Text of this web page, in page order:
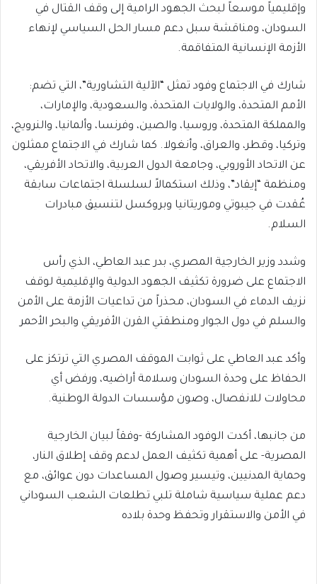
وإقليمياً موسعاً لبحث الجهود الرامية إلى وقف القتال في
السودان، ومناقشة سبل دعم مسار الحل السياسي لإنهاء
الأزمة الإنسانية المتفاقمة.
شارك في الاجتماع وفود تمثل “الآلية التشاورية”، التي تضم:
الأمم المتحدة، والولايات المتحدة، والسعودية، والإمارات،
والمملكة المتحدة، وروسيا، والصين، وفرنسا، وألمانيا، والنرويج،
وتركيا، وقطر، والعراق، وأنغولا. كما شارك في الاجتماع ممثلون
عن الاتحاد الأوروبي، وجامعة الدول العربية، والاتحاد الأفريقي،
ومنظمة “إيقاد”، وذلك استكمالاً لسلسلة اجتماعات سابقة
عُقدت في جيبوتي وموريتانيا وبروكسل لتنسيق مبادرات
السلام.
وشدد وزير الخارجية المصري، بدر عبد العاطي، الذي رأس
الاجتماع على ضرورة تكثيف الجهود الدولية والإقليمية لوقف
نزيف الدماء في السودان، محذراً من تداعيات الأزمة على الأمن
والسلم في دول الجوار ومنطقتي القرن الأفريقي والبحر الأحمر
وأكد عبد العاطي على ثوابت الموقف المصري التي ترتكز على
الحفاظ على وحدة السودان وسلامة أراضيه، ورفض أي
محاولات للانفصال، وصون مؤسسات الدولة الوطنية.
من جانبها، أكدت الوفود المشاركة -وفقاً لبيان الخارجية
المصرية- على أهمية تكثيف العمل لدعم وقف إطلاق النار،
وحماية المدنيين، وتيسير وصول المساعدات دون عوائق، مع
دعم عملية سياسية شاملة تلبي تطلعات الشعب السوداني
في الأمن والاستقرار وتحفظ وحدة بلاده